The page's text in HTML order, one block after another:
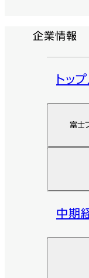
企業情報
トッ
富士
中期